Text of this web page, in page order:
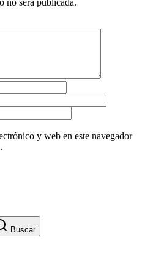
y web en este navegador
Buscar